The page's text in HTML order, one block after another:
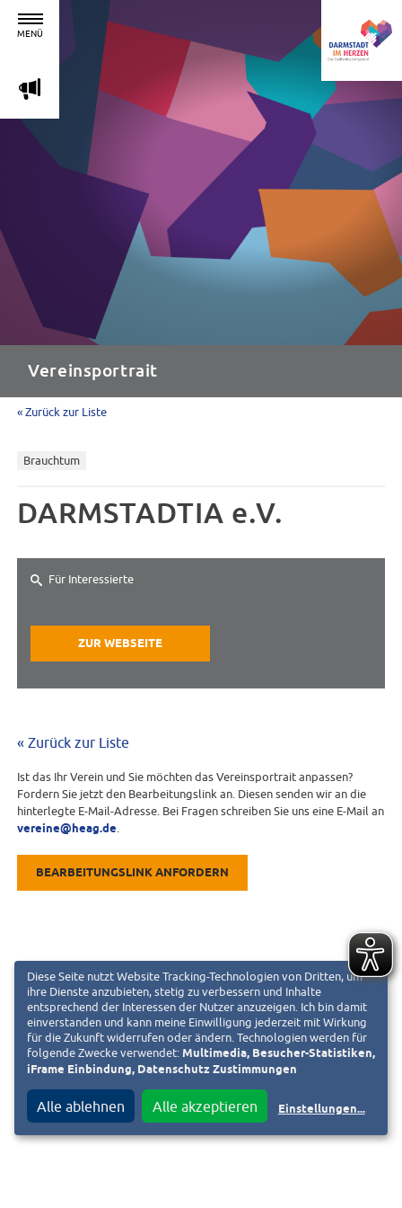
MENÜ
m
Vereinsportrait
« Zurück zur Liste
Brauchtum
DARMSTADTIA e.V.
Für Interessierte
ZUR WEBSEITE
« Zurück zur Liste
Ist das Ihr Verein und Sie möchten das Vereinsportrait anpassen?
Fordern Sie jetzt den Bearbeitungslink an. Diesen senden wir an die
hinterlegte E-Mail-Adresse. Bei Fragen schreiben Sie uns eine E-Mail an
vereine@heag.de
BEARBEITUNGSLINK ANFORDERN
Diese Seite nutzt Website Tracking-Technologien von Dritten, um
ihre Dienste anzubieten, stetig zu verbessern und Inhalte
entsprechend der Interessen der Nutzer anzuzeigen. Ich bin damit
einverstanden und kann meine Einwilligung jederzeit mit Wirkung
für die Zukunft widerrufen oder ändern. Technologien werden für
folgende Zwecke verwendet: Multimedia, Besucher-Statistiken,
iFrame Einbindung, Datenschutz Zustimmungen
Alle ablehnen Alle akzeptieren Einstellungen...